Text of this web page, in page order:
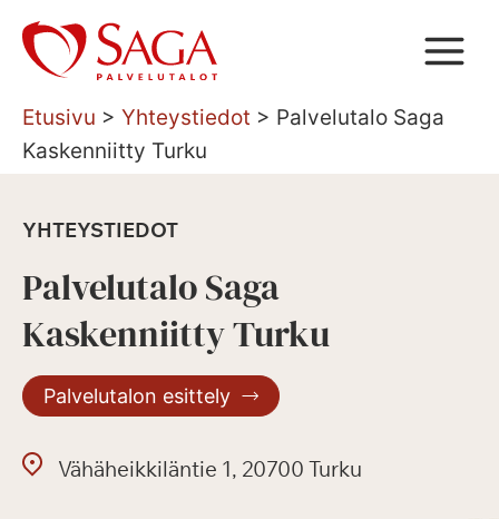
Siirry
sisältöön
Etusivu > Yhteystiedot > Palvelutalo Saga
Kaskenniitty Turku
YHTEYSTIEDOT
Palvelutalo Saga
Kaskenniitty Turku
Palvelutalon esittely
Vähäheikkiläntie 1, 20700 Turku